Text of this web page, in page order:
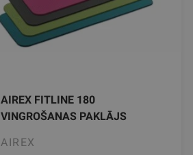
AIREX FITLINE 180
VINGROŠANAS PAKLĀJS
AIREX